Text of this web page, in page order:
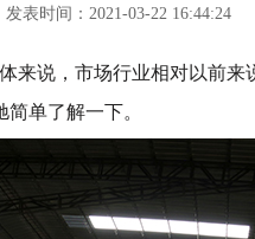
发表时间： 2021-03-22 16:44:24
来说，市场行业相对以前
单了解一下。